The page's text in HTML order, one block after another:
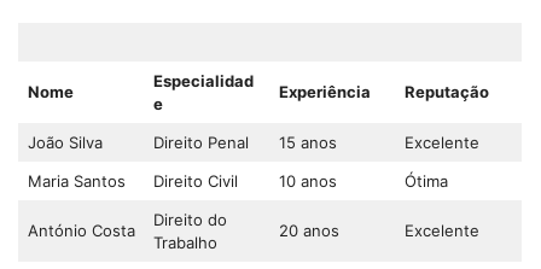
Nome
Especialidad
e
Experiência Reputação
João Silva Direito Penal 15 anos
Excelente
Maria Santos
Direito Civil 10 anos Ótima
António Costa
Direito do
Trabalho
20 anos Excelente